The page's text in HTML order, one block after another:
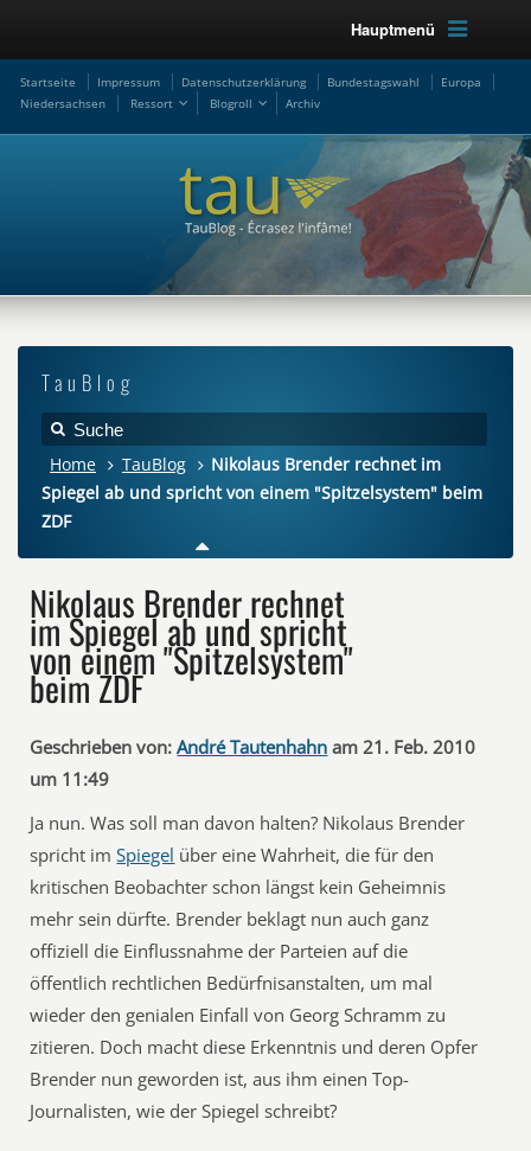
Hauptmenü
Startseite Impressum Datenschutzerklärung Bundestagswahl
Europa
Niedersachsen
Ressort Blogroll Archiv
TauBlog
Home TauBlog
Nikolaus Brender rechnet im
Spiegel ab und spricht von einem "Spitzelsystem" beim
ZDF
Nikolaus Brender rechnet
im Spiegel ab und spricht
von einem "Spitzelsystem"
beim ZDF
Geschrieben von: André Tautenhahn am 21. Feb. 2010
um 11:49
Ja nun. Was soll man davon halten? Nikolaus Brender
spricht imSpiegel über eine Wahrheit, die für den
kritischen Beobachter schon längst kein Geheimnis
mehr sein dürfte. Brender beklagt nun auch ganz
offiziell die Einflussnahme der Parteien auf die
öffentlich rechtlichen Bedürfnisanstalten, um mal
wieder den genialen Einfall von Georg Schramm zu
zitieren. Doch macht diese Erkenntnis und deren Opfer
Brender nun geworden ist, aus ihm einen Top-
Journalisten, wie der Spiegel schreibt?